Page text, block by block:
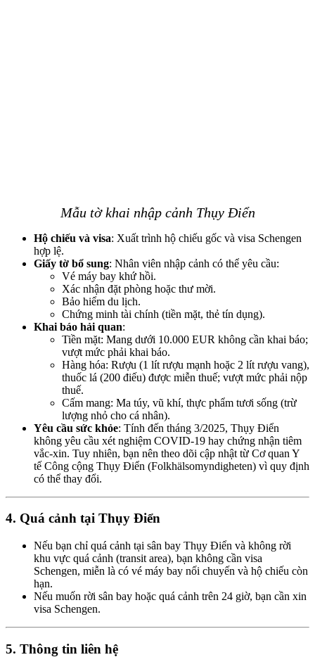
Mẫu tờ khai nhập cảnh Thụy Điển
Hộ chiếu và visa: Xuất trình hộ chiếu gốc và visa Schengen
hợp lệ.
Giấy tờ bổ sung: Nhân viên nhập cảnh có thể yêu cầu:
Vé máy bay khứ hồi.
Xác nhận đặt phòng hoặc thư mời.
Bảo hiểm du lịch.
Chứng minh tài chính (tiền mặt, thẻ tín dụng).
Khai báo hải quan:
Tiền mặt: Mang dưới 10.000 EUR không cần khai báo;
vượt mức phải khai báo.
Hàng hóa: Rượu (1 lít rượu mạnh hoặc 2 lít rượu vang),
thuốc lá (200 điếu) được miễn thuế; vượt mức phải nộp
thuế.
Cấm mang: Ma túy, vũ khí, thực phẩm tươi sống (trừ
lượng nhỏ cho cá nhân).
Yêu cầu sức khỏe: Tính đến tháng 3/2025, Thụy Điển
không yêu cầu xét nghiệm COVID-19 hay chứng nhận tiêm
vắc-xin. Tuy nhiên, bạn nên theo dõi cập nhật từ Cơ quan Y
tế Công cộng Thụy Điển (Folkhälsomyndigheten) vì quy định
có thể thay đổi.
4. Quá cảnh tại Thụy Điển
Nếu bạn chỉ quá cảnh tại sân bay Thụy Điển và không rời
khu vực quá cảnh (transit area), bạn không cần visa
Schengen, miễn là có vé máy bay nối chuyến và hộ chiếu còn
hạn.
Nếu muốn rời sân bay hoặc quá cảnh trên 24 giờ, bạn cần xin
visa Schengen.
5. Thông tin liên hệ